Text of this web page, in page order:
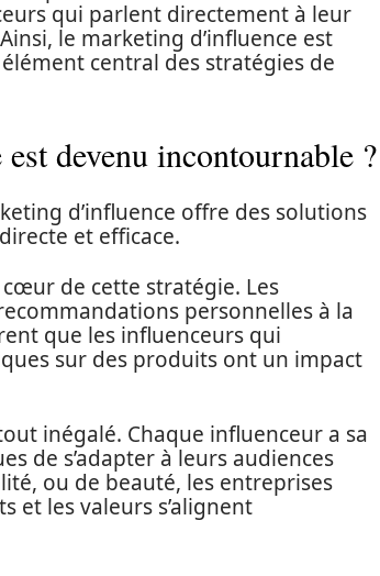
qui parlent directement à leur
le marketing d’influence est
central des stratégies de
devenu incontournable ?
d’influence offre des solutions
et efficace.
de cette stratégie. Les
personnelles à la
que les influenceurs qui
sur des produits ont un impact
inégalé. Chaque influenceur a sa
de s’adapter à leurs audiences
ou de beauté, les entreprises
et les valeurs s’alignent